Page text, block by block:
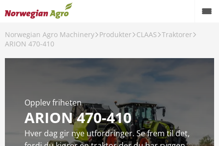
Norwegian Agro Machinery Produkter CLAAS Traktorer
ARION 470-410
Opplev friheten
ARION 470-410
Hver dag gir nye utfordringer. Se frem til det,
Produkter
Brukte maskiner
Service og reservedeler
Aktuelt